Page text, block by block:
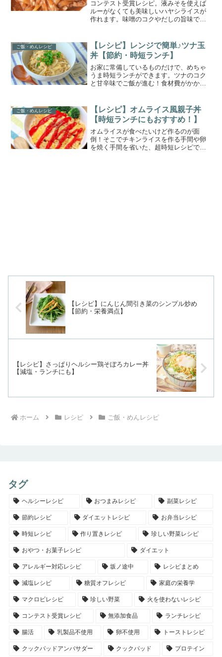
コンテスト受賞レシピ。液みそを使えば
ルーがなくても美味しいハヤシライスが
作れます。味噌のコクやだしの旨味で深
に。忙しい日でもささっと作れます。節
約したいときにもおすすめです。
ご飯・めんレシピ
【レシピ】レンジで簡単♪ツナ玉
丼【節約・時短ランチ】
お家に常備しているものだけで、めちゃ
うま時短ランチができます。ツナのコク
と甘辛味でご飯が進む！食材費がかから
理が楽チン。しっかり加熱しておけば作
り置きも可能です。
ご飯・めんレシピ
【レシピ】オムライス風親子丼
【時短ランチにもおすすめ！】
オムライスが食べたいけど作るのが面
倒！そこでチキンライスを作る手間や卵
を焼く手間を省いた、超時短レシピで
【レシピ】にんじん間引き菜のシンプル炒め
【節約・栄養満点】
【レシピ】さっぱりヘルシー鶏そぼろカレー丼
【減塩・ランチにも】
ホーム レシピ ご飯・めんレシピ
タグ
ヘルシーレシピ おつまみレシピ 副菜レシピ
節約レシピ ダイエットレシピ お弁当レシピ
時短レシピ 作り置きレシピ 珍しい野菜レシピ
おやつ・お菓子レシピ ダイエット
アレルギー対応レシピ 坂ノ途中 レシピまとめ
減塩レシピ 糖質オフレシピ 家庭の栄養学
マクロビレシピ 珍しい野菜 火を使わないレシピ
コンテスト受賞レシピ 無添加食品 ランチレシピ
腸活 乳製品不使用 卵不使用 トーストレシピ
クックパッドアンバサダー クックパッド プロテイン